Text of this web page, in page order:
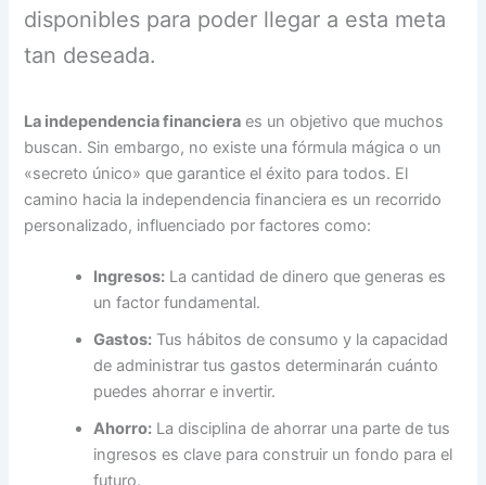
disponibles para poder llegar a esta meta
tan deseada.
La independencia financiera es un objetivo que muchos
buscan. Sin embargo, no existe una fórmula mágica o un
«secreto único» que garantice el éxito para todos. El
camino hacia la independencia financiera es un recorrido
personalizado, influenciado por factores como:
Ingresos: La cantidad de dinero que generas es
un factor fundamental.
Gastos: Tus hábitos de consumo y la capacidad
de administrar tus gastos determinarán cuánto
puedes ahorrar e invertir.
Ahorro: La disciplina de ahorrar una parte de tus
ingresos es clave para construir un fondo para el
futuro.